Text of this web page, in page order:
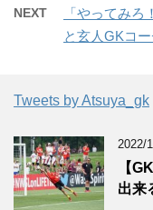
NEXT
「やってみ
と玄人GKコ
Tweets by Atsuya_gk
2022/
【
出来